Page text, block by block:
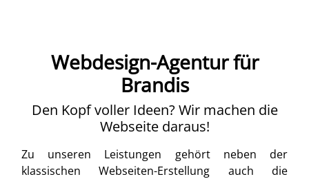
Webdesign-Agentur für
Brandis
Den Kopf voller Ideen? Wir machen die
Webseite daraus!
Zu unseren Leistungen gehört neben der
klassischen Webseiten-Erstellung auch die